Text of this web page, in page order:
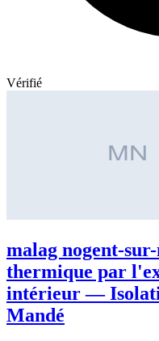
Vérifié
malag nogent-
thermique par
intérieur —
Mandé